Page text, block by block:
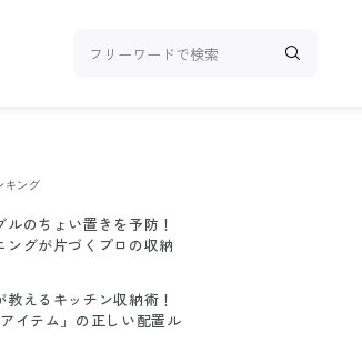
家事テク 収納・片付け
キング
ルのちょい置きを予防！
ングが片づくプロの収納
教えるキッチン収納術！
アイテム」の正しい配置ル